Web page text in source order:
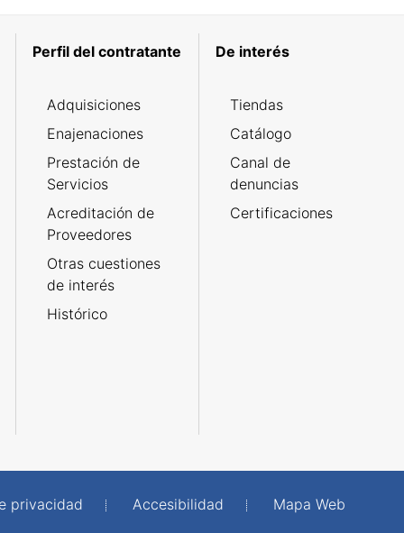
Perfil del contratante
Adquisiciones
Enajenaciones
Prestación de
Servicios
Acreditación de
Proveedores
Otras cuestiones
de interés
Histórico
De interés
Tiendas
Catálogo
Canal de
denuncias
Certificaciones
privacidad Accesibilidad
Mapa Web